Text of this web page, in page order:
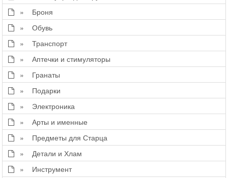
» Броня
» Обувь
» Транспорт
» Аптечки и стимуляторы
» Гранаты
» Подарки
» Электроника
» Арты и именные
» Предметы для Старца
» Детали и Хлам
» Инструмент